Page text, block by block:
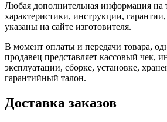
Любая дополнительная информация на
характеристики, инструкции,
указаны на сайте изготовителя.
В момент оплаты и передачи товара,
продавец представляет кассовый чек,
эксплуатации, сборке, установке,
гарантийный талон.
Доставка заказов